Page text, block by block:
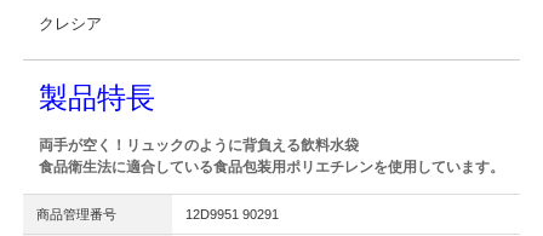
クレシア
製品特長
両手が空く！リュックのように背負える飲料水袋
食品衛生法に適合している食品包装用ポリエチレンを使用しています。
商品管理番号 12D9951 90291